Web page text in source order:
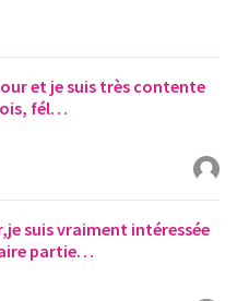
et je suis très contente
fél…
suis vraiment intéressée
partie…